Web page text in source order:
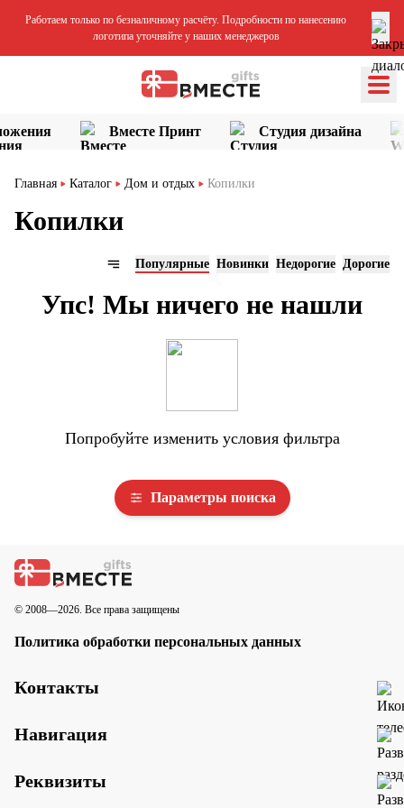
Работаем только по безналичному расчёту. Подробности по нанесению
логотипа уточняйте у наших менеджеров
Вместе Принт Студия дизайна
Главная Каталог Дом и отдых Копилки
Копилки
Популярные Новинки Недорогие Дорогие
Упс! Мы ничего не нашли
Попробуйте изменить условия фильтра
Параметры поиска
© 2008—2026. Все права защищены
Политика обработки персональных данных
Контакты
Навигация
Реквизиты